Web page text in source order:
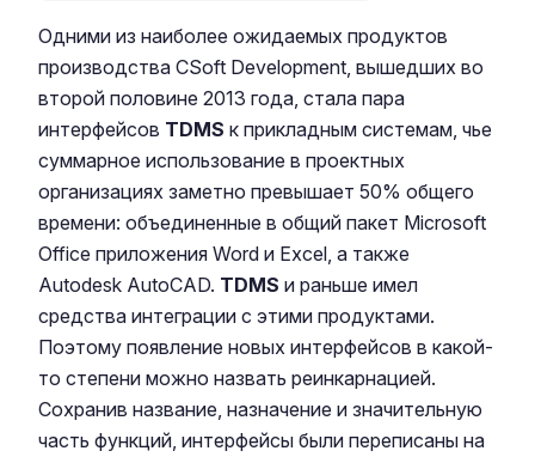
Одними из наиболее ожидаемых продуктов
производства CSoft Development, вышедших во
второй половине 2013 года, стала пара
интерфейсов TDMS к прикладным системам, чье
суммарное использование в проектных
организациях заметно превышает 50% общего
времени: объединенные в общий пакет Microsoft
Office приложения Word и Excel, а также
Autodesk AutoCAD. TDMS и раньше имел
средства интеграции с этими продуктами.
Поэтому появление новых интерфейсов в какой-
то степени можно назвать реинкарнацией.
Сохранив название, назначение и значительную
часть функций, интерфейсы были переписаны на